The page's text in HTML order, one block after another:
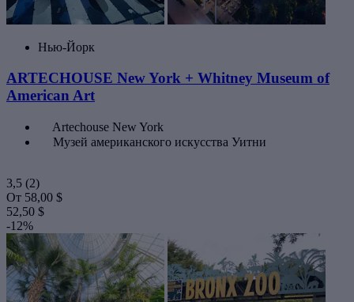
Нью-Йорк
ARTECHOUSE New York + Whitney Museum of
American Art
Artechouse New York
Музей американского искусства Уитни
3,5 (2)
От 58,00 $
52,50 $
-12%